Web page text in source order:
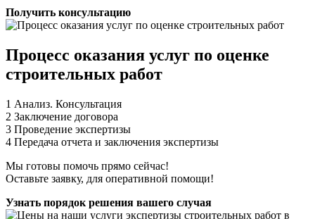
Получить консультацию
Процесс оказания услуг по оценке
строительных работ
1 Анализ. Консультация
2 Заключение договора
3 Проведение экспертизы
4 Передача отчета и заключения экспертизы
Мы готовы помочь прямо сейчас!
Оставьте заявку, для оперативной помощи!
Узнать порядок решения вашего случая